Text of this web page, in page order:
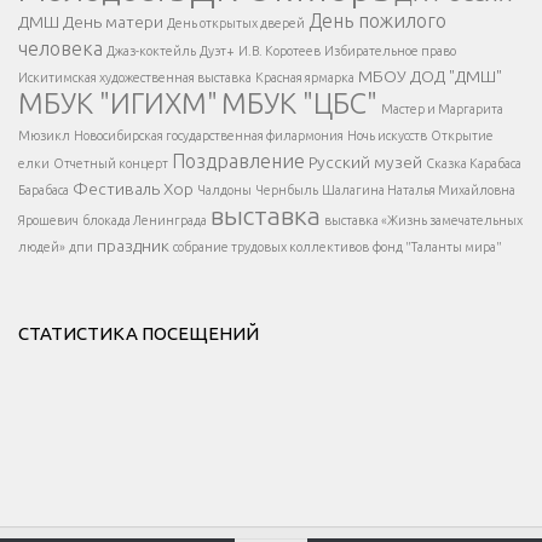
</span >
Написать
</button >
</div >
</div > </div >
ДМШ День матери День открытых дверей День пожилого
человека Джаз-коктейль Дуэт+ И.В. Коротеев Избирательное право
Искитимская художественная выставка Красная ярмарка МБОУ ДОД "ДМШ"
МБУК "ИГИХМ" МБУК "ЦБС" Мастер и Маргарита
Мюзикл Новосибирская государственная филармония Ночь искусств Открытие
елки Отчетный концерт Поздравление Русский музей Сказка Карабаса
Барабаса Фестиваль Хор Чалдоны Чернбыль Шалагина Наталья Михайловна
Ярошевич блокада Ленинграда выставка выставка «Жизнь замечательных
людей» дпи праздник собрание трудовых коллективов фонд "Таланты мира"
СТАТИСТИКА ПОСЕЩЕНИЙ